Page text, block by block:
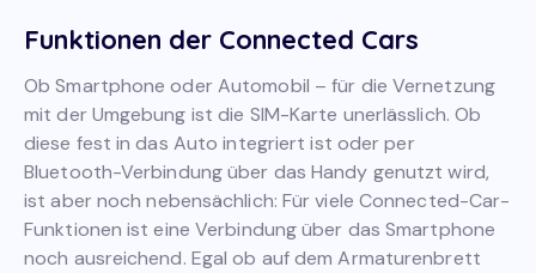
Funktionen der Connected Cars
Ob Smartphone oder Automobil – für die Vernetzung
mit der Umgebung ist die SIM-Karte unerlässlich. Ob
diese fest in das Auto integriert ist oder per
Bluetooth-Verbindung über das Handy genutzt wird,
ist aber noch nebensächlich: Für viele Connected-Car-
Funktionen ist eine Verbindung über das Smartphone
noch ausreichend. Egal ob auf dem Armaturenbrett